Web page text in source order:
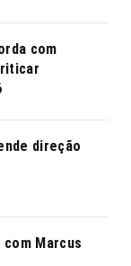
com
direção
Marcus